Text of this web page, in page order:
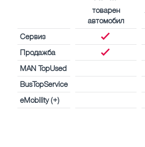
товарен
автомобил
Сервиз
Продажба
MAN TopUsed
BusTopService
eMobility (+)